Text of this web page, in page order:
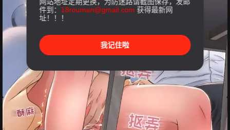
件到： 18rouman@gmail.com 获得最新网
址！！！
我记住啦